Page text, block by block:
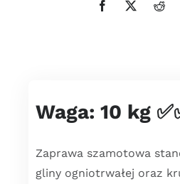
Waga: 10 kg
Zaprawa szamotowa
gliny ogniotrwałej oraz